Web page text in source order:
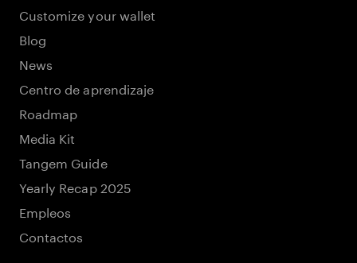
Customize your wallet
Blog
News
Centro de aprendizaje
Roadmap
Media Kit
Tangem Guide
Yearly Recap 2025
Empleos
Contactos